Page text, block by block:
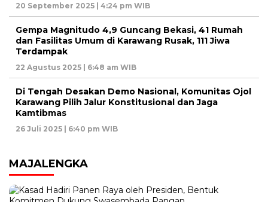
20 September 2025 | 4:24 pm WIB
Gempa Magnitudo 4,9 Guncang Bekasi, 41 Rumah
dan Fasilitas Umum di Karawang Rusak, 111 Jiwa
Terdampak
22 Agustus 2025 | 6:48 am WIB
Di Tengah Desakan Demo Nasional, Komunitas Ojol
Karawang Pilih Jalur Konstitusional dan Jaga
Kamtibmas
26 Juli 2025 | 6:40 pm WIB
MAJALENGKA